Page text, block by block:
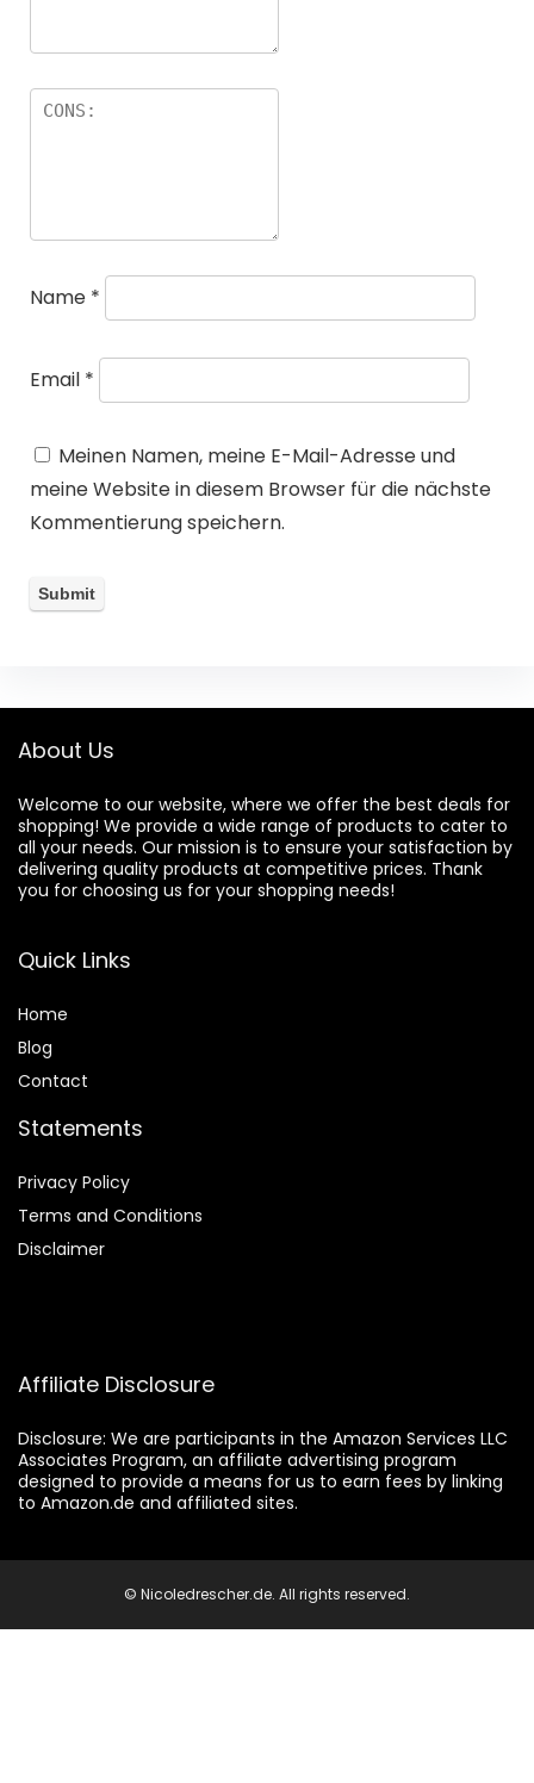
Name *
Email *
Meinen Namen, meine E-Mail-Adresse und
meine Website in diesem Browser für die nächste
Kommentierung speichern.
About Us
Welcome to our website, where we offer the best deals for
shopping! We provide a wide range of products to cater to
all your needs. Our mission is to ensure your satisfaction by
delivering quality products at competitive prices. Thank
you for choosing us for your shopping needs!
Quick Links
Home
Blog
Contact
Statements
Privacy Policy
Terms and Conditions
Disclaimer
Affiliate Disclosure
Disclosure: We are participants in the Amazon Services LLC
Associates Program, an affiliate advertising program
designed to provide a means for us to earn fees by linking
to Amazon.de and affiliated sites.
© Nicoledrescher.de. All rights reserved.